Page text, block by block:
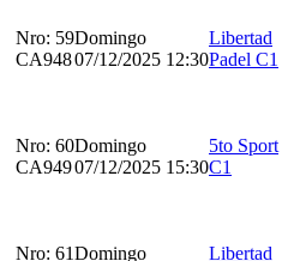
Nro: 59
CA948
Domingo
07/12/2025 12:30
Libertad
Padel C1
Nro: 60
CA949
Domingo
07/12/2025 15:30
5to Sport
C1
Nro: 61Domingo
Libertad